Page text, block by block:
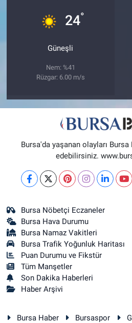
24°
Güneşli
Nem: %41
Rüzgar: 6.00 m/s
Bursa'da yaşanan olayları
edebilirsiniz.
Bursa Nöbetçi Eczaneler
Bursa Hava Durumu
Bursa Namaz Vakitleri
Bursa Trafik Yoğunluk Haritası
Puan Durumu ve Fikstür
Tüm Manşetler
Son Dakika Haberleri
Haber Arşivi
Bursa Haber Bursaspor